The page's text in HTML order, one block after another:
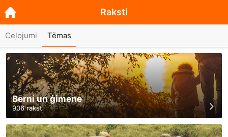
Bērni un ģimene
906raksti
Raksti
Ceļojumi Tēmas